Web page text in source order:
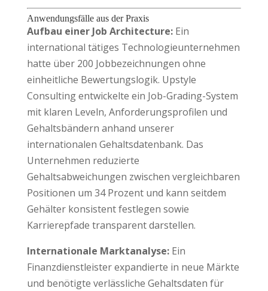
Anwendungsfälle aus der Praxis
Aufbau einer Job Architecture:Ein
international tätiges Technologieunternehmen
hatte über 200 Jobbezeichnungen ohne
einheitliche Bewertungslogik. Upstyle
Consulting entwickelte ein Job-Grading-System
mit klaren Leveln, Anforderungsprofilen und
Gehaltsbändern anhand unserer
internationalen Gehaltsdatenbank. Das
Unternehmen reduzierte
Gehaltsabweichungen zwischen vergleichbaren
Positionen um 34 Prozent und kann seitdem
Gehälter konsistent festlegen sowie
Karrierepfade transparent darstellen.
Internationale Marktanalyse:Ein
Finanzdienstleister expandierte in neue Märkte
und benötigte verlässliche Gehaltsdaten für